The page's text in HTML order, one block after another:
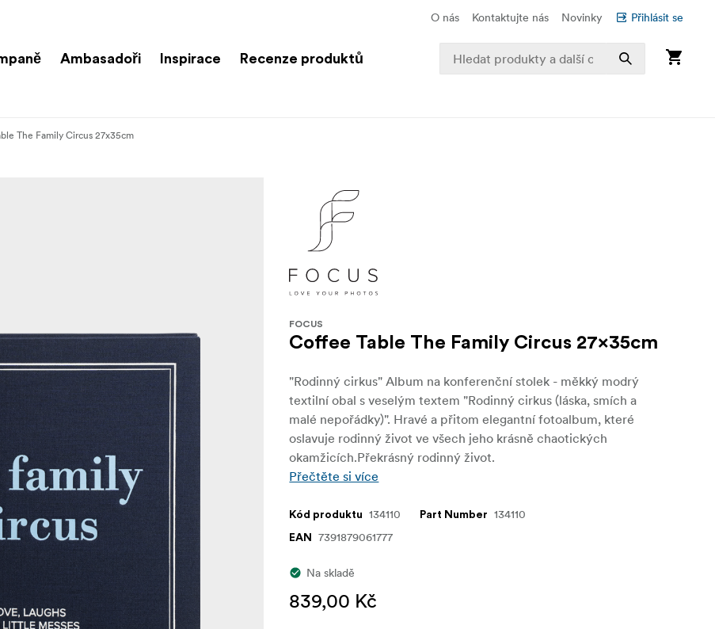
O nás Kontaktujte nás Novinky Přihlásit se
Ambasadoři Inspirace Recenze produktů
The Family Circus 27x35cm
FOCUS
Coffee Table The Family Circus 27x35cm
"Rodinný cirkus" Album na konferenční stolek - měkký modrý
textilní obal s veselým textem "Rodinný cirkus (láska, smích a
malé nepořádky)". Hravé a přitom elegantní fotoalbum, které
oslavuje rodinný život ve všech jeho krásně chaotických
okamžicích.Překrásný rodinný život.
Přečtěte si více
Kód produktu 134110 Part Number 134110
EAN 7391879061777
Na skladě
839,00 Kč